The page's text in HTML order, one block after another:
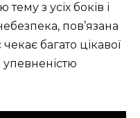
з усіх боків і
пов’язана
багато цікавої